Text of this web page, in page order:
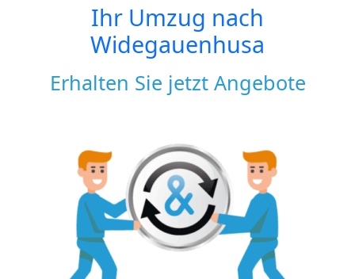
Ihr Umzug nach
Widegauenhusa
Erhalten Sie jetzt Angebote